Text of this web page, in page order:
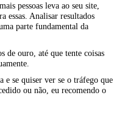
pessoas leva ao seu site,
essas. Analisar resultados
parte fundamental da
de ouro, até que tente coisas
e se quiser ver se o tráfego que
ou não, eu recomendo o